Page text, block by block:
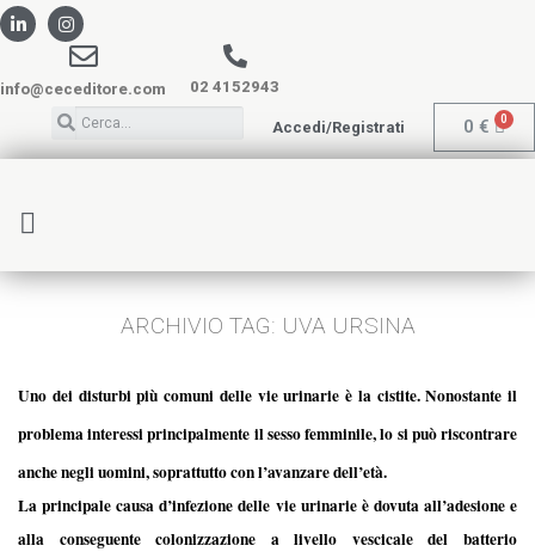
info@ceceditore.com 02 4152943
Accedi/Registrati 0 €
ARCHIVIO TAG: UVA URSINA
Uno dei disturbi più comuni delle vie urinarie è la cistite. Nonostante il
problema interessi principalmente il sesso femminile, lo si può riscontrare
anche negli uomini, soprattutto con l’avanzare dell’età.
La principale causa d’infezione delle vie urinarie è dovuta all’adesione e
alla conseguente colonizzazione a livello vescicale del batterio